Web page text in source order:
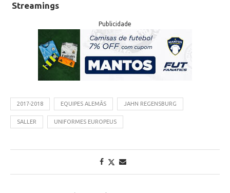
Streamings
Publicidade
2017-2018 EQUIPES ALEMÃS JAHN REGENSBURG
SALLER UNIFORMES EUROPEUS